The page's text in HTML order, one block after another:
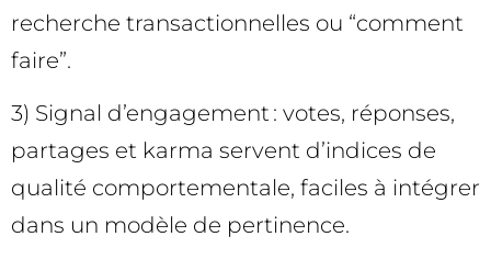
recherche transactionnelles ou “comment
faire”.
3) Signal d’engagement : votes, réponses,
partages et karma servent d’indices de
qualité comportementale, faciles à intégrer
dans un modèle de pertinence.